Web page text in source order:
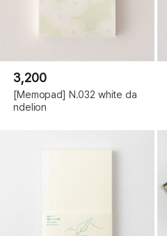
3,200
[Memopad] N.032 white da
ndelion